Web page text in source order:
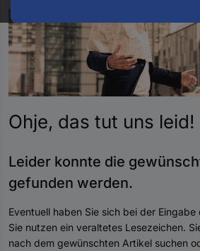
Hst.-
Teile-
Nr.
ein
Ohje, das tut uns leid!
Leider konnte die
gefunden werden.
Eventuell haben Sie sich bei der
Sie nutzen ein veraltetes Lesezeichen.
nach dem gewünschten Artikel suchen